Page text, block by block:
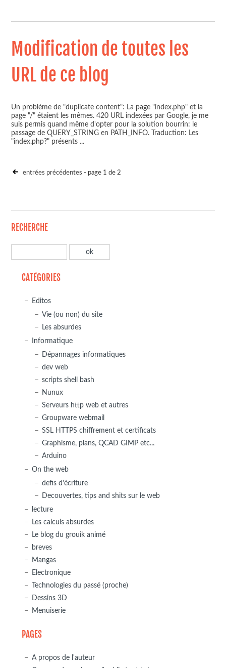
Modification de toutes les
URL de ce blog
Un problème de "duplicate content": La page "index.php" et la
page "/" étaient les mêmes. 420 URL indexées par Google, je me
suis permis quand même d'opter pour la solution bourrin: le
passage de QUERY_STRING en PATH_INFO. Traduction: Les
"index.php?" présents ...
entrées précédentes - page 1 de 2
RECHERCHE
CATÉGORIES
Editos
Vie (ou non) du site
Les absurdes
Informatique
Dépannages informatiques
dev web
scripts shell bash
Nunux
Serveurs http web et autres
Groupware webmail
SSL HTTPS chiffrement et certificats
Graphisme, plans, QCAD GIMP etc...
Arduino
On the web
defis d'écriture
Decouvertes, tips and shits sur le web
lecture
Les calculs absurdes
Le blog du grouik animé
breves
Mangas
Electronique
Technologies du passé (proche)
Dessins 3D
Menuiserie
PAGES
A propos de l'auteur